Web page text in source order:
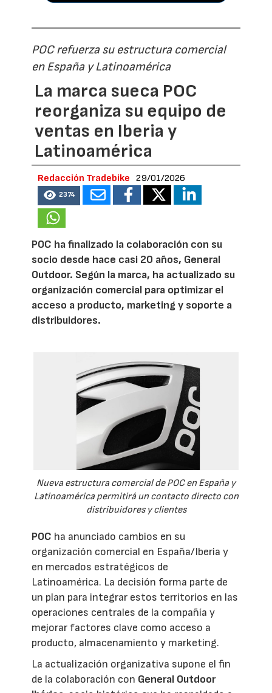
POC refuerza su estructura comercial
en España y Latinoamérica
La marca sueca POC
reorganiza su equipo de
ventas en Iberia y
Latinoamérica
Redacción Tradebike 29/01/2026
2374
POC ha finalizado la colaboración con su
socio desde hace casi 20 años, General
Outdoor. Según la marca, ha actualizado su
organización comercial para optimizar el
acceso a producto, marketing y soporte a
distribuidores.
Nueva estructura comercial de POC en España y
Latinoamérica permitirá un contacto directo con
distribuidores y clientes
POC ha anunciado cambios en su
organización comercial en España/Iberia y
en mercados estratégicos de
Latinoamérica. La decisión forma parte de
un plan para integrar estos territorios en las
operaciones centrales de la compañía y
mejorar factores clave como acceso a
producto, almacenamiento y marketing.
La actualización organizativa supone el fin
de la colaboración con General Outdoor